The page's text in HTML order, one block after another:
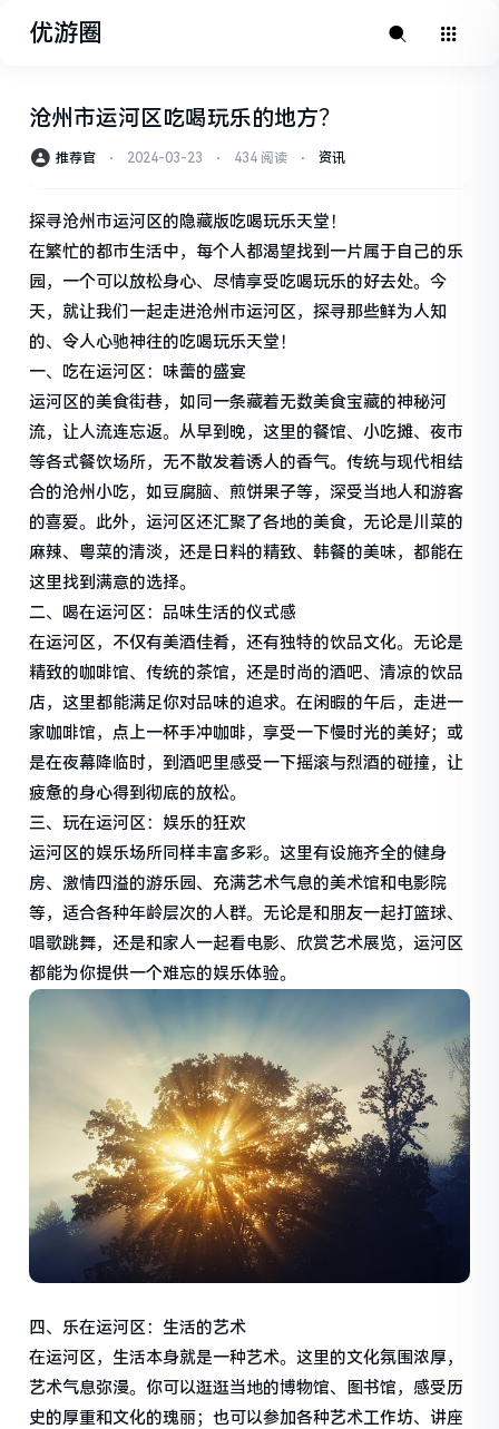
优游圈
沧州市运河区吃喝玩乐的地方？
推荐官 ⋅ 2024-03-23 ⋅ 434 阅读 ⋅ 资讯
探寻沧州市运河区的隐藏版吃喝玩乐天堂！
在繁忙的都市生活中，每个人都渴望找到一片属于自己的乐
园，一个可以放松身心、尽情享受吃喝玩乐的好去处。今
天，就让我们一起走进沧州市运河区，探寻那些鲜为人知
的、令人心驰神往的吃喝玩乐天堂！
一、吃在运河区：味蕾的盛宴
运河区的美食街巷，如同一条藏着无数美食宝藏的神秘河
流，让人流连忘返。从早到晚，这里的餐馆、小吃摊、夜市
等各式餐饮场所，无不散发着诱人的香气。传统与现代相结
合的沧州小吃，如豆腐脑、煎饼果子等，深受当地人和游客
的喜爱。此外，运河区还汇聚了各地的美食，无论是川菜的
麻辣、粤菜的清淡，还是日料的精致、韩餐的美味，都能在
这里找到满意的选择。
二、喝在运河区：品味生活的仪式感
在运河区，不仅有美酒佳肴，还有独特的饮品文化。无论是
精致的咖啡馆、传统的茶馆，还是时尚的酒吧、清凉的饮品
店，这里都能满足你对品味的追求。在闲暇的午后，走进一
家咖啡馆，点上一杯手冲咖啡，享受一下慢时光的美好；或
是在夜幕降临时，到酒吧里感受一下摇滚与烈酒的碰撞，让
疲惫的身心得到彻底的放松。
三、玩在运河区：娱乐的狂欢
运河区的娱乐场所同样丰富多彩。这里有设施齐全的健身
房、激情四溢的游乐园、充满艺术气息的美术馆和电影院
等，适合各种年龄层次的人群。无论是和朋友一起打篮球、
唱歌跳舞，还是和家人一起看电影、欣赏艺术展览，运河区
都能为你提供一个难忘的娱乐体验。
四、乐在运河区：生活的艺术
在运河区，生活本身就是一种艺术。这里的文化氛围浓厚，
艺术气息弥漫。你可以逛逛当地的博物馆、图书馆，感受历
史的厚重和文化的瑰丽；也可以参加各种艺术工作坊、讲座